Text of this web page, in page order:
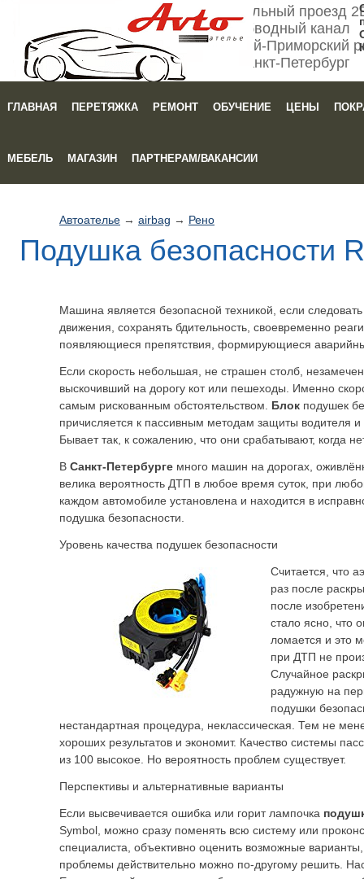
Мебельный проезд
Обводный канал
Кировский-Приморский
Санкт-Петербург
ГЛАВНАЯ ПЕРЕТЯЖКА РЕМОНТ ОБУЧЕНИЕ ЦЕНЫ
МЕБЕЛЬ МАГАЗИН ПАРТНЕРАМ/ВАКАНСИИ
Автоателье → airbag → Рено
Подушка безопасности
Машина является безопасной техникой, если
движения, сохранять бдительность, своевременно
появляющиеся препятствия, формирующиеся
Если скорость небольшая, не страшен столб,
выскочивший на дорогу кот или пешеходы. Именно
самым рискованным обстоятельством. Блок подушек
причисляется к пассивным методам защиты водителя
Бывает так, к сожалению, что они срабатывают, когда
В Санкт-Петербурге много машин на дорогах,
велика вероятность ДТП в любое время суток, при
каждом автомобиле установлена и находится в
подушка безопасности.
Уровень качества подушек безопасности
Считается, что
раз после
после
стало ясно, что
ломается и это
при ДТП не
Случайное
радужную на
подушки
нестандартная процедура, неклассическая. Тем не
хороших результатов и экономит. Качество системы
из 100 высокое. Но вероятность проблем существует.
Перспективы и альтернативные варианты
Если высвечивается ошибка или горит лампочка
Symbol, можно сразу поменять всю систему или
специалиста, объективно оценить возможные
проблемы действительно можно по-другому решить.